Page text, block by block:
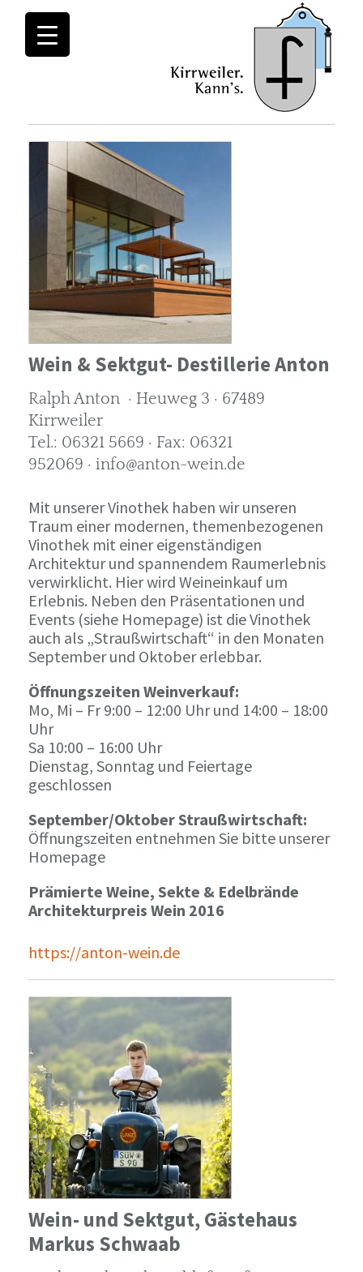
Wein & Sektgut- Destillerie Anton
Ralph Anton · Heuweg 3 · 67489
Kirrweiler
Tel.: 06321 5669 · Fax: 06321
952069 · info@anton-wein.de
Mit unserer Vinothek haben wir unseren
Traum einer modernen, themenbezogenen
Vinothek mit einer eigenständigen
Architektur und spannendem Raumerlebnis
verwirklicht. Hier wird Weineinkauf um
Erlebnis. Neben den Präsentationen und
Events (siehe Homepage) ist die Vinothek
auch als „Straußwirtschaft“ in den Monaten
September und Oktober erlebbar.
Öffnungszeiten Weinverkauf:
Mo, Mi – Fr 9:00 – 12:00 Uhr und 14:00 – 18:00
Uhr
Sa 10:00 – 16:00 Uhr
Dienstag, Sonntag und Feiertage
geschlossen
September/Oktober Straußwirtschaft:
Öffnungszeiten entnehmen Sie bitte unserer
Homepage
Prämierte Weine, Sekte & Edelbrände
Architekturpreis Wein 2016
https://anton-wein.de
Wein- und Sektgut, Gästehaus
Markus Schwaab